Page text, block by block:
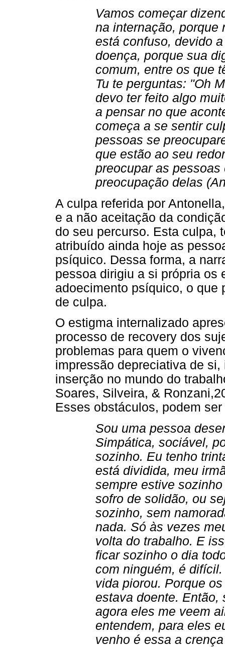
Vamos começar
na internação, porque
está confuso, devido
doença, porque sua
comum, entre os que
Tu te perguntas: "Oh
devo ter feito algo
a pensar no que
começa a se sentir
pessoas se
que estão ao seu
preocupar as
preocupação delas
A culpa referida por
e a não aceitação da
do seu percurso. Esta culpa,
atribuído ainda hoje as
psíquico. Dessa forma, a
pessoa dirigiu a si própria os
adoecimento psíquico, o que
de culpa.
O estigma internalizado
processo de recovery dos
problemas para quem o
impressão depreciativa de
inserção no mundo do
Soares, Silveira, &
Esses obstáculos, podem
Sou uma pessoa
Simpática, sociável,
sozinho. Eu tenho
está dividida, meu
sempre estive
sofro de solidão, ou
sozinho, sem
nada. Só às vezes
volta do trabalho. E
ficar sozinho o dia
com ninguém, é
vida piorou. Porque
estava doente. Então,
agora eles me veem
entendem, para eles
venho é essa a